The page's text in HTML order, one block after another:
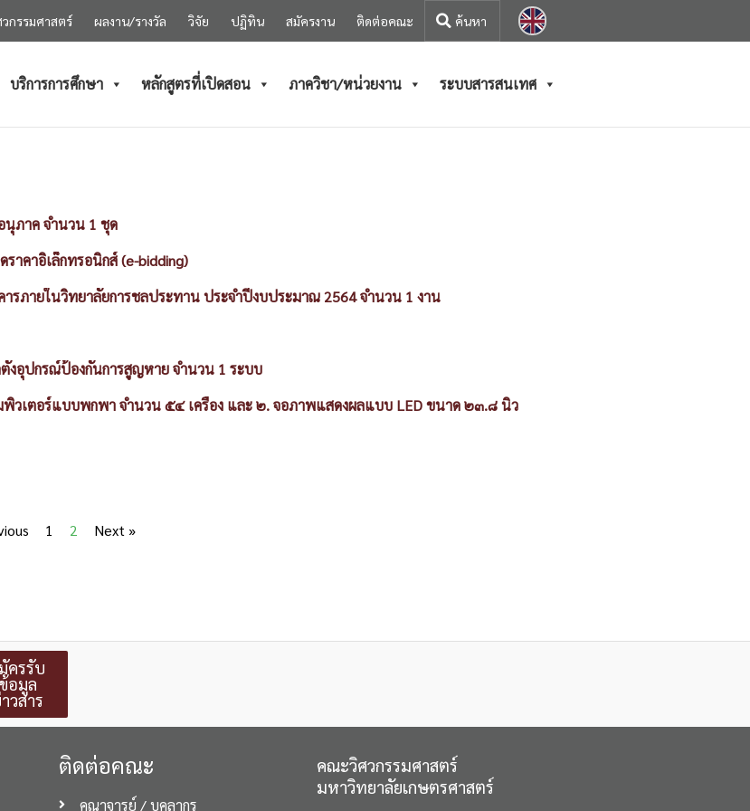
กรรมศาสตร์ ผลงาน/รางวัล วิจัย ปฏิทิน สมัครงาน ติดต่อคณะ
บริการการศึกษา หลักสูตรที่เปิดสอน ภาควิชา/หน่วยงาน ระบบสารสนเทศ
นุภาค จำนวน 1 ชุด
ราคาอิเล็กทรอนิกส์ (e-bidding)
รภายในวิทยาลัยการชลประทาน ประจำปีงบประมาณ 2564 จำนวน 1 งาน
อุปกรณ์ป้องกันการสูญหาย จำนวน 1 ระบบ
วเตอร์แบบพกพา จำนวน ๕๔ เครื่อง และ ๒. จอภาพแสดงผลแบบ LED ขนาด ๒๓.๘ นิ้ว
1 2 Next »
ครรับ
ข้อมูล
วสาร
ติดต่อคณะ
คณาจารย์ / บุคลากร
คณะวิศวกรรมศาสตร์
มหาวิทยาลัยเกษตรศาสตร์